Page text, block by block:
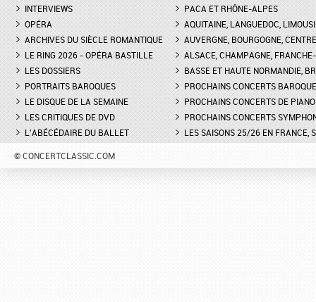
INTERVIEWS
OPÉRA
ARCHIVES DU SIÈCLE ROMANTIQUE
LE RING 2026 - OPÉRA BASTILLE
LES DOSSIERS
PORTRAITS BAROQUES
LE DISQUE DE LA SEMAINE
LES CRITIQUES DE DVD
L'ABÉCÉDAIRE DU BALLET
PACA ET RHÔNE-ALPES
AQUITAINE, LANGUEDOC,
AUVERGNE, BOURGOGNE, CENTRE
ALSACE, CHAMPAGNE,
BASSE ET HAUTE NORMANDIE,
PROCHAINS CONCERTS
PROCHAINS CONCERTS DE PIANO
PROCHAINS CONCERTS
LES SAISONS 25/26 EN FRANCE,
© CONCERTCLASSIC.COM